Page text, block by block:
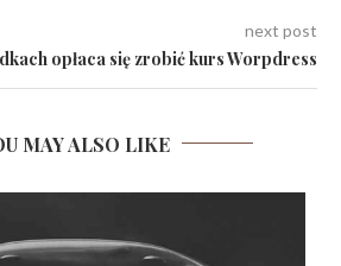
next post
opłaca się zrobić kurs Worpdress
MAY ALSO LIKE